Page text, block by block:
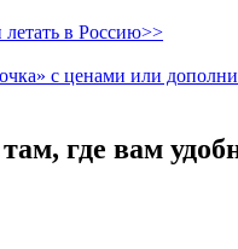
в Россию>>
с ценами или
где вам